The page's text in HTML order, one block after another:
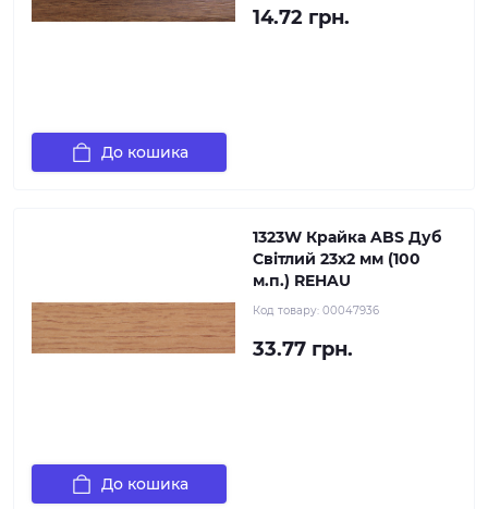
14.72 грн.
До кошика
1323W Крайка ABS Дуб
Світлий 23х2 мм (100
м.п.) REHAU
Код товару: 00047936
33.77 грн.
До кошика